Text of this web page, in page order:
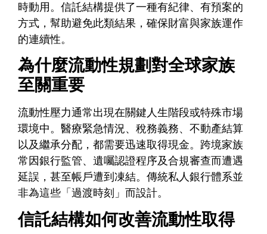
時動用。信託結構提供了一種有紀律、有預案的
方式，幫助避免此類結果，確保財富與家族運作
的連續性。
為什麼流動性規劃對全球家族
至關重要
流動性壓力通常出現在關鍵人生階段或特殊市場
環境中。醫療緊急情況、稅務義務、不動產結算
以及繼承分配，都需要迅速取得現金。跨境家族
常因銀行監管、遺囑認證程序及合規審查而遭遇
延誤，甚至帳戶遭到凍結。傳統私人銀行體系並
非為這些「過渡時刻」而設計。
信託結構如何改善流動性取得